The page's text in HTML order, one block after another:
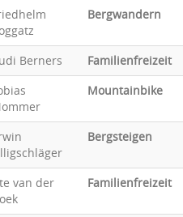
Bergwandern
Berners
Familienfreizeit
Mountainbike
Bergsteigen
van der
Familienfreizeit